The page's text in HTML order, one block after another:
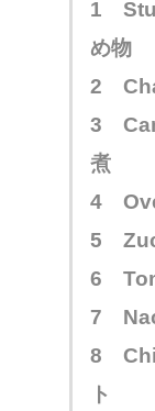
1
め物
2
3
煮
4
5
6
7
8
ト